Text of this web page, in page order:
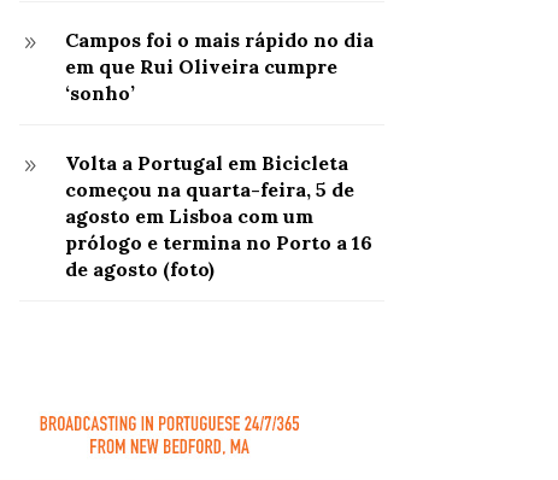
9
Campos foi o mais rápido no dia
em que Rui Oliveira cumpre
‘sonho’
9
Volta a Portugal em Bicicleta
começou na quarta-feira, 5 de
agosto em Lisboa com um
prólogo e termina no Porto a 16
de agosto (foto)